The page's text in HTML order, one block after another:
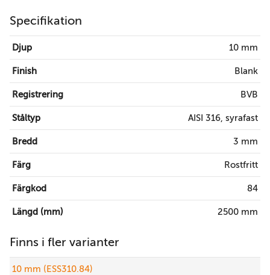
Specifikation
Djup 10 mm
Finish Blank
Registrering BVB
Ståltyp AISI 316, syrafast
Bredd 3 mm
Färg Rostfritt
Färgkod 84
Längd (mm) 2500 mm
Finns i fler varianter
10 mm (ESS310.84)